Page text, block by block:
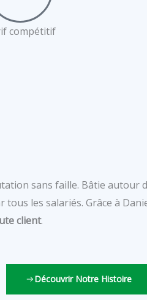
compétitif
sans faille. Bâtie
les salariés. Grâce à
client.
Découvrir Notre Histoire